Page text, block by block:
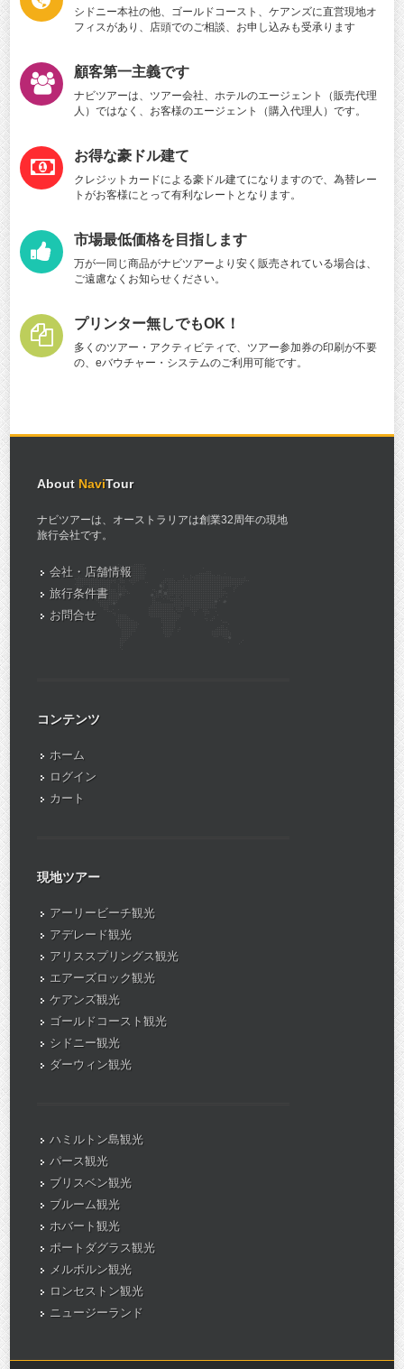
シドニー本社の他、ゴールドコースト、ケアンズに直営現地オ
フィスがあり、店頭でのご相談、お申し込みも受承ります
顧客第一主義です
ナビツアーは、ツアー会社、ホテルのエージェント（販売代理
人）ではなく、お客様のエージェント（購入代理人）です。
お得な豪ドル建て
クレジットカードによる豪ドル建てになりますので、為替レー
トがお客様にとって有利なレートとなります。
市場最低価格を目指します
万が一同じ商品がナビツアーより安く販売されている場合は、
ご遠慮なくお知らせください。
プリンター無しでもOK！
多くのツアー・アクティビティで、ツアー参加券の印刷が不要
の、eバウチャー・システムのご利用可能です。
About NaviTour
ナビツアーは、オーストラリアは創業32周年の現地
旅行会社です。
会社・店舗情報
旅行条件書
お問合せ
コンテンツ
ホーム
ログイン
カート
現地ツアー
アーリービーチ観光
アデレード観光
アリススプリングス観光
エアーズロック観光
ケアンズ観光
ゴールドコースト観光
シドニー観光
ダーウィン観光
ハミルトン島観光
パース観光
ブリスベン観光
ブルーム観光
ホバート観光
ポートダグラス観光
メルボルン観光
ロンセストン観光
ニュージーランド